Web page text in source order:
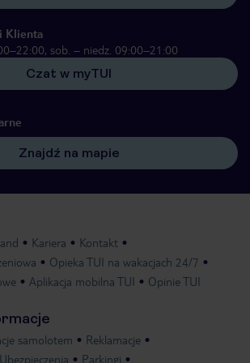
Klienta
sob. – niedz. 09:00–21:00
Czat w myTUI
Znajdź na mapie
Kariera
Kontakt
Opieka TUI na wakacjach 24/7
Aplikacja mobilna TUI Opinie TUI
samolotem
Reklamacje
Ubezpieczenia Parkingi